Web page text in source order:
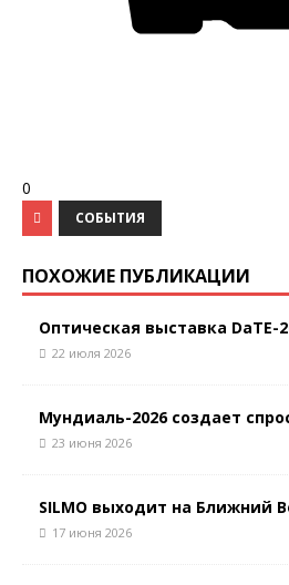
0
СОБЫТИЯ
ПОХОЖИЕ ПУБЛИКАЦИИ
Оптическая выставка DaTE-
22 июля 2026
Мундиаль-2026 создает
23 июня 2026
SILMO выходит на Ближний
17 июня 2026